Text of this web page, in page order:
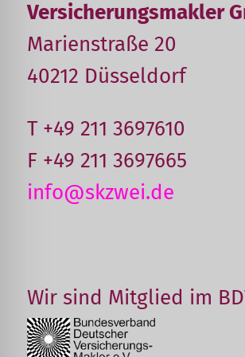
Versicherungsmakler
Marienstraße 20
40212 Düsseldorf
T +49 211 3697610
F +49 211 3697665
info@skzwei.de
Wir sind Mitglied im